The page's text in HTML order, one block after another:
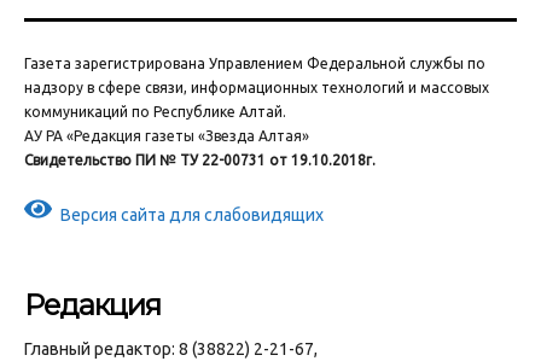
Газета зарегистрирована Управлением Федеральной службы по
надзору в сфере связи, информационных технологий и массовых
коммуникаций по Республике Алтай.
АУ РА «Редакция газеты «Звезда Алтая»
Свидетельство ПИ № ТУ 22-00731 от 19.10.2018г.
Версия сайта для слабовидящих
Редакция
Главный редактор: 8 (38822) 2-21-67,